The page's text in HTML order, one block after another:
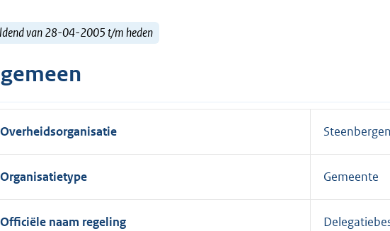
van 28-04-2005 t/m heden
Overheidsorganisatie Steenbergen
Organisatietype Gemeente
Officiële naam regeling